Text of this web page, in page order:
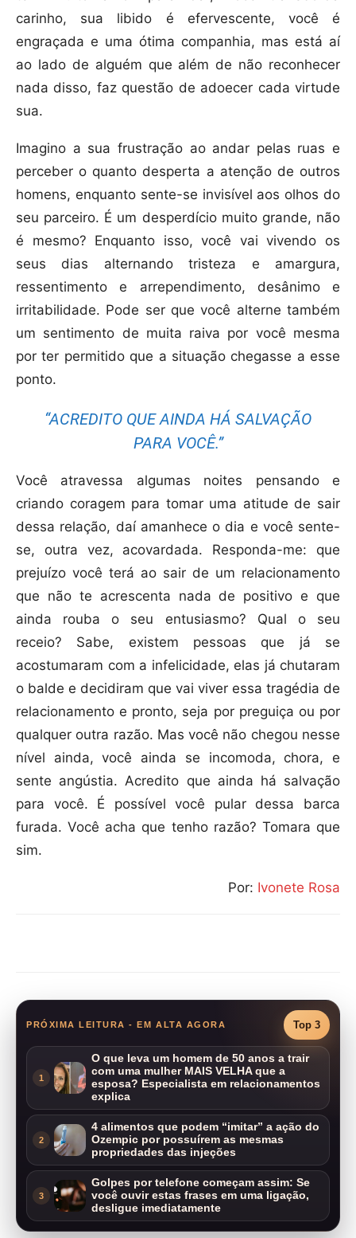
carinho, sua libido é efervescente, você é
engraçada e uma ótima companhia, mas está aí
ao lado de alguém que além de não reconhecer
nada disso, faz questão de adoecer cada virtude
sua.
Imagino a sua frustração ao andar pelas ruas e
perceber o quanto desperta a atenção de outros
homens, enquanto sente-se invisível aos olhos do
seu parceiro. É um desperdício muito grande, não
é mesmo? Enquanto isso, você vai vivendo os
seus dias alternando tristeza e amargura,
ressentimento e arrependimento, desânimo e
irritabilidade. Pode ser que você alterne também
um sentimento de muita raiva por você mesma
por ter permitido que a situação chegasse a esse
ponto.
“ACREDITO QUE AINDA HÁ SALVAÇÃO
PARA VOCÊ.”
Você atravessa algumas noites pensando e
criando coragem para tomar uma atitude de sair
dessa relação, daí amanhece o dia e você sente-
se, outra vez, acovardada. Responda-me: que
prejuízo você terá ao sair de um relacionamento
que não te acrescenta nada de positivo e que
ainda rouba o seu entusiasmo? Qual o seu
receio? Sabe, existem pessoas que já se
acostumaram com a infelicidade, elas já chutaram
o balde e decidiram que vai viver essa tragédia de
relacionamento e pronto, seja por preguiça ou por
qualquer outra razão. Mas você não chegou nesse
nível ainda, você ainda se incomoda, chora, e
sente angústia. Acredito que ainda há salvação
para você. É possível você pular dessa barca
furada. Você acha que tenho razão? Tomara que
sim.
Por: Ivonete Rosa
PRÓXIMA LEITURA - EM ALTA AGORA Top 3
1
O que leva um homem de 50 anos a trair
com uma mulher MAIS VELHA que a
esposa? Especialista em relacionamentos
explica
2
4 alimentos que podem “imitar” a ação do
Ozempic por possuírem as mesmas
propriedades das injeções
3
Golpes por telefone começam assim: Se
você ouvir estas frases em uma ligação,
desligue imediatamente